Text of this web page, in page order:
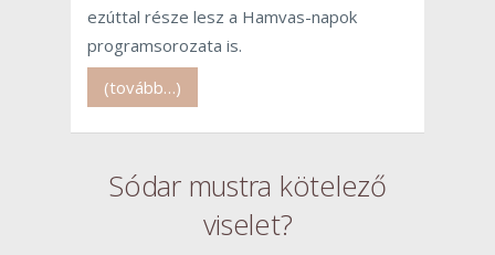
ezúttal része lesz a Hamvas-napok
programsorozata is.
(tovább…)
Sódar mustra kötelező
viselet?